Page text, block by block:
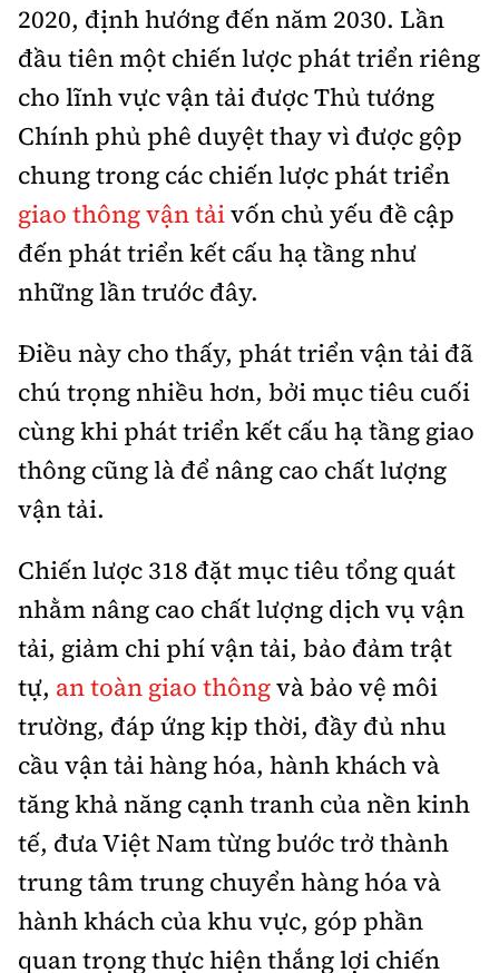
2020, định hướng đến năm 2030. Lần
đầu tiên một chiến lược phát triển riêng
cho lĩnh vực vận tải được Thủ tướng
Chính phủ phê duyệt thay vì được gộp
chung trong các chiến lược phát triển
giao thông vận tảivốn chủ yếu đề cập
đến phát triển kết cấu hạ tầng như
những lần trước đây.
Điều này cho thấy, phát triển vận tải đã
chú trọng nhiều hơn, bởi mục tiêu cuối
cùng khi phát triển kết cấu hạ tầng giao
thông cũng là để nâng cao chất lượng
vận tải.
Chiến lược 318 đặt mục tiêu tổng quát
nhằm nâng cao chất lượng dịch vụ vận
tải, giảm chi phí vận tải, bảo đảm trật
tự, an toàn giao thôngvà bảo vệ môi
trường, đáp ứng kịp thời, đầy đủ nhu
cầu vận tải hàng hóa, hành khách và
tăng khả năng cạnh tranh của nền kinh
tế, đưa Việt Nam từng bước trở thành
trung tâm trung chuyển hàng hóa và
hành khách của khu vực, góp phần
quan trọng thực hiện thắng lợi chiến